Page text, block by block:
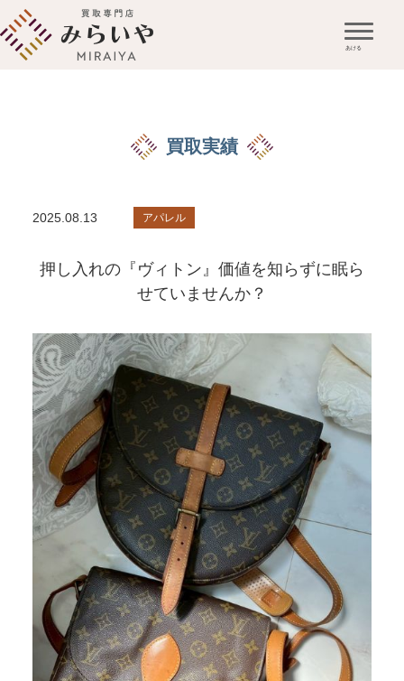
買取実績
2025.08.13 アパレル
押し入れの『ヴィトン』価値を知らずに眠ら
せていませんか？